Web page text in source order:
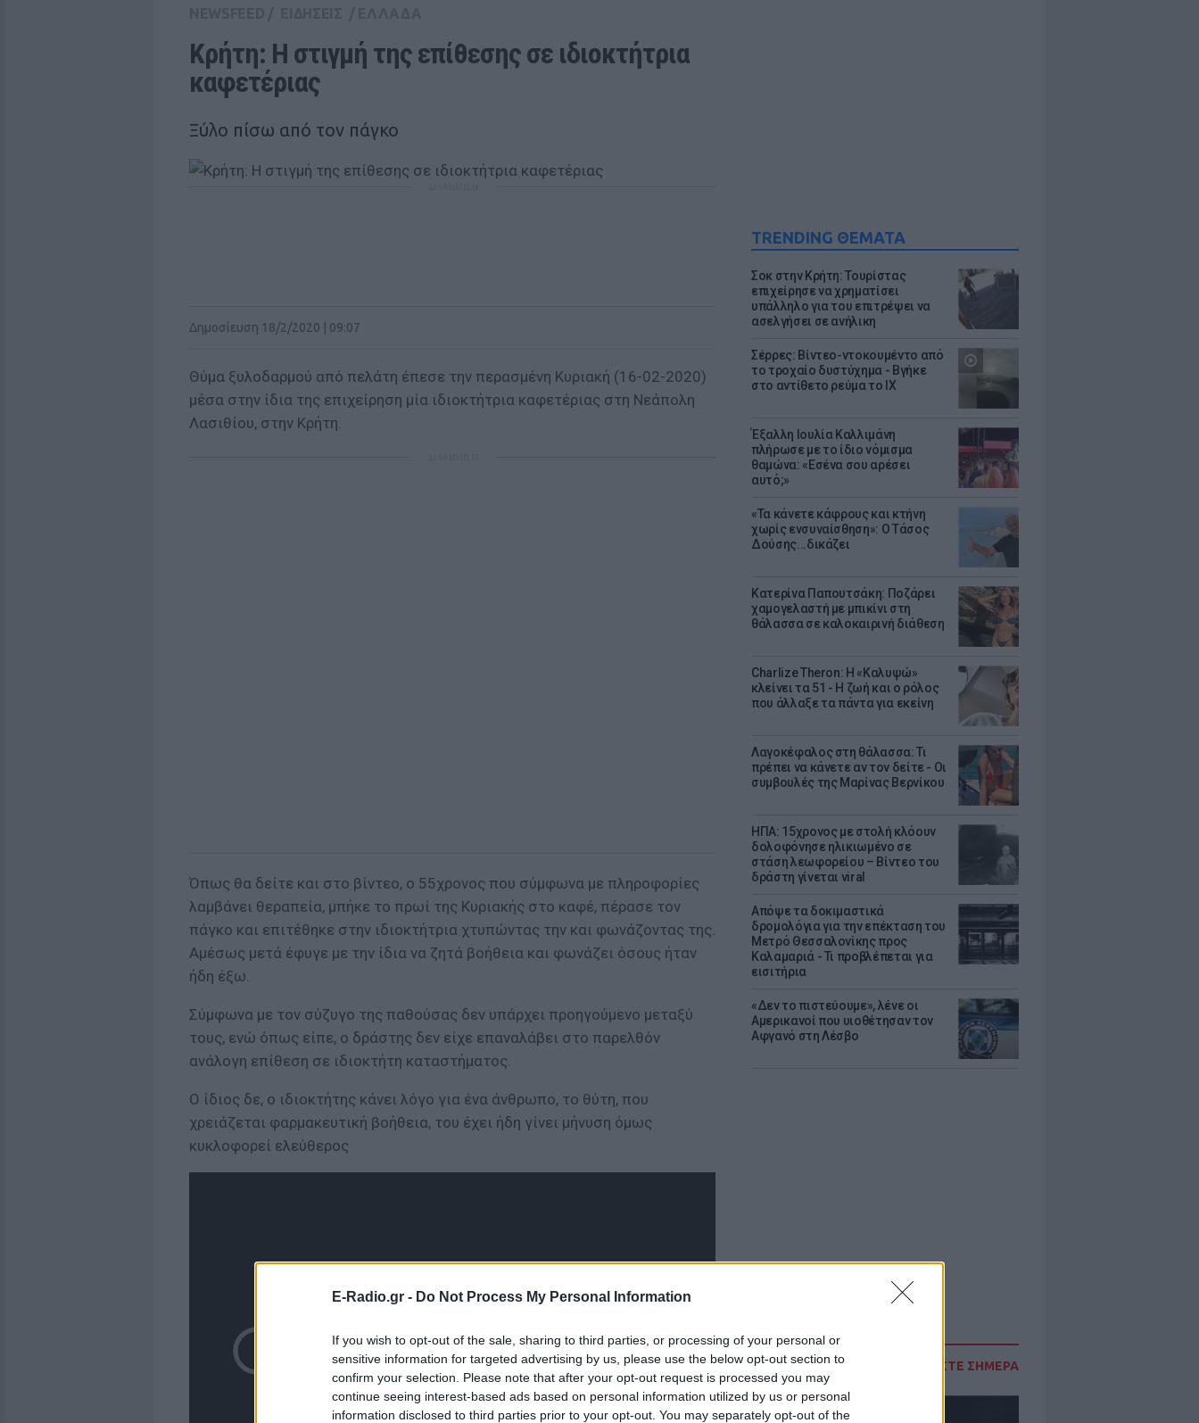
E-Radio.gr - Do Not Process My Personal Information
If you wish to opt-out of the sale, sharing to third parties, or processing of your personal or
sensitive information for targeted advertising by us, please use the below opt-out section to
confirm your selection. Please note that after your opt-out request is processed you may
continue seeing interest-based ads based on personal information utilized by us or personal
information disclosed to third parties prior to your opt-out. You may separately opt-out of the
TRENDING ΘΕΜΑΤΑ
Σοκ στην Κρήτη: Τουρίστας
επιχείρησε να χρηματίσει
υπάλληλο για του επιτρέψει να
ασελγήσει σε ανήλικη
Σέρρες: Βίντεο-ντοκουμέντο από
το τροχαίο δυστύχημα - Βγήκε
στο αντίθετο ρεύμα το ΙΧ
Έξαλλη Ιουλία Καλλιμάνη
πλήρωσε με το ίδιο νόμισμα
θαμώνα: «Εσένα σου αρέσει
αυτό;»
«Τα κάνετε κάφρους και κτήνη
χωρίς ενσυναίσθηση»: Ο Τάσος
Δούσης...δικάζει
Κατερίνα Παπουτσάκη: Ποζάρει
χαμογελαστή με μπικίνι στη
θάλασσα σε καλοκαιρινή διάθεση
Charlize Theron: Η «Καλυψώ»
κλείνει τα 51 - H ζωή και ο ρόλος
που άλλαξε τα πάντα για εκείνη
Λαγοκέφαλος στη θάλασσα: Τι
πρέπει να κάνετε αν τον δείτε - Οι
συμβουλές της Μαρίνας Βερνίκου
ΗΠΑ: 15χρονος με στολή κλόουν
δολοφόνησε ηλικιωμένο σε
στάση λεωφορείου – Βίντεο του
δράστη γίνεται viral
Απόψε τα δοκιμαστικά
δρομολόγια για την επέκταση του
Μετρό Θεσσαλονίκης προς
Καλαμαριά - Τι προβλέπεται για
εισιτήρια
«Δεν το πιστεύουμε», λένε οι
Αμερικανοί που υιοθέτησαν τον
Αφγανό στη Λέσβο
ΔΙΑΒΑΣΤΕ ΣΗΜΕΡΑ
Κρήτη: Η στιγμή της επίθεσης σε ιδιοκτήτρια
καφετέριας
Ξύλο πίσω από τον πάγκο
Δημοσίευση 18/2/2020 | 09:07
Θύμα ξυλοδαρμού από πελάτη έπεσε την περασμένη Κυριακή (16-02-2020)
μέσα στην ίδια της επιχείρηση μία ιδιοκτήτρια καφετέριας στη Νεάπολη
Λασιθίου, στην Κρήτη.
Όπως θα δείτε και στο βίντεο, o 55χρονος που σύμφωνα με πληροφορίες
λαμβάνει θεραπεία, μπήκε το πρωί της Κυριακής στο καφέ, πέρασε τον
πάγκο και επιτέθηκε στην ιδιοκτήτρια χτυπώντας την και φωνάζοντας της.
Αμέσως μετά έφυγε με την ίδια να ζητά βοήθεια και φωνάζει όσους ήταν
ήδη έξω.
Σύμφωνα με τον σύζυγο της παθούσας δεν υπάρχει προηγούμενο μεταξύ
τους, ενώ όπως είπε, ο δράστης δεν είχε επαναλάβει στο παρελθόν
ανάλογη επίθεση σε ιδιοκτήτη καταστήματος.
Ο ίδιος δε, ο ιδιοκτήτης κάνει λόγο για ένα άνθρωπο, το θύτη, που
χρειάζεται φαρμακευτική βοήθεια, του έχει ήδη γίνει μήνυση όμως
κυκλοφορεί ελεύθερος